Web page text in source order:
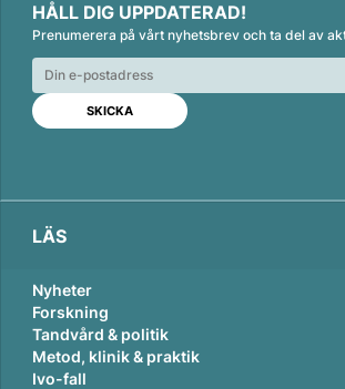
n
k
e
d
n
c
e
b
o
o
k
a
i
l
HÅLL DIG UPPDATERAD!
Prenumerera på vårt nyhetsbrev och ta del av
LÄS
Nyheter
Forskning
Tandvård & politik
Metod, klinik & praktik
Ivo-fall